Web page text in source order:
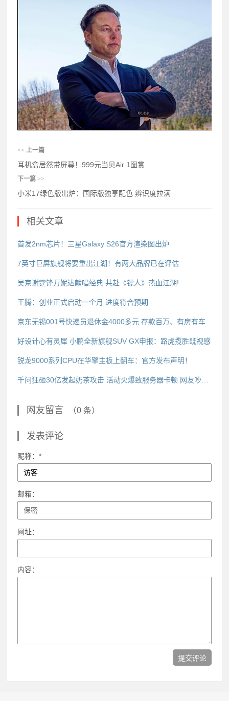
<< 上一篇
耳机盒居然带屏幕！999元当贝Air 1图赏
下一篇 >>
小米17绿色版出炉：国际版独享配色 辨识度拉满
相关文章
首发2nm芯片！三星Galaxy S26官方渲染图出炉
7英寸巨屏旗舰将要重出江湖！有两大品牌已在评估
吴京谢霆锋万妮达献唱经典 共赴《镖人》热血江湖!
王腾：创业正式启动一个月 进度符合预期
京东无锡001号快递员退休金4000多元 存款百万、有房有车
好设计心有灵犀 小鹏全新旗舰SUV GX申报：路虎揽胜既视感
锐龙9000系列CPU在华擎主板上翻车：官方发布声明！
网友留言 （0 条）
发表评论
昵称：*
邮箱：
网址：
内容：